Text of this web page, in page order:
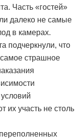
Часть «гостей»
далеко не самые
в камерах.
подчеркнули, что
страшное
их участь не столь